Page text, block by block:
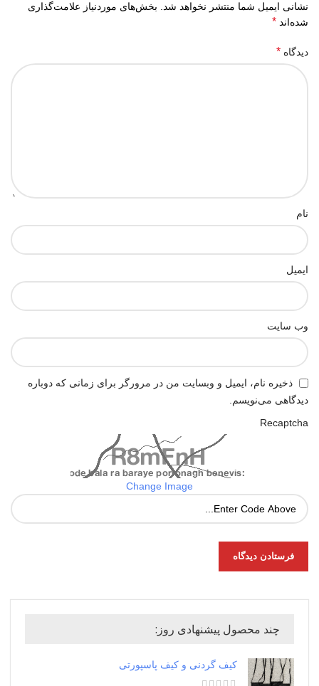
نشانی ایمیل شما منتشر نخواهد شد.
بخش‌های موردنیاز علامت‌گذاری
شده‌اند *
دیدگاه *
نام
ایمیل
وب‌ سایت
ذخیره نام، ایمیل و وبسایت من در مرورگر برای زمانی که دوباره
دیدگاهی می‌نویسم.
Recaptcha
Change Image
چند محصول پیشنهادی روز:
کیف گردنی و کیف پاسپورتی